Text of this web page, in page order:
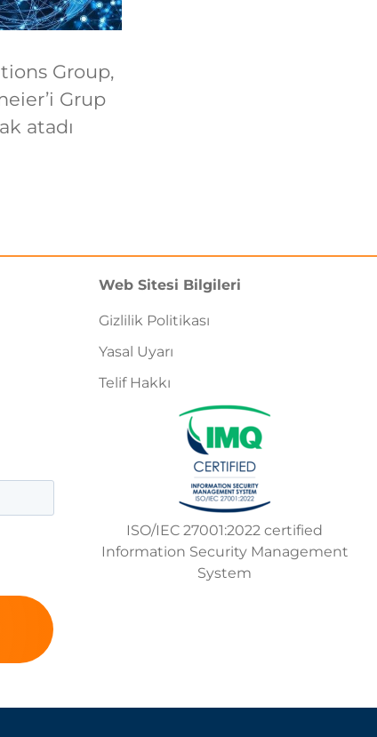
Group,
Grup
atadı
Web Sitesi Bilgileri
Gizlilik Politikası
Yasal Uyarı
Telif Hakkı
ISO/IEC 27001:2022 certified
Information Security Management
System